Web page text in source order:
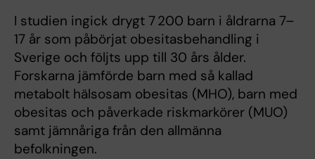
I studien ingick drygt 7 200 barn i åldrarna 7–
17 år som påbörjat obesitasbehandling i
Sverige och följts upp till 30 års ålder.
Forskarna jämförde barn med så kallad
metabolt hälsosam obesitas (MHO), barn med
obesitas och påverkade riskmarkörer (MUO)
samt jämnåriga från den allmänna
befolkningen.